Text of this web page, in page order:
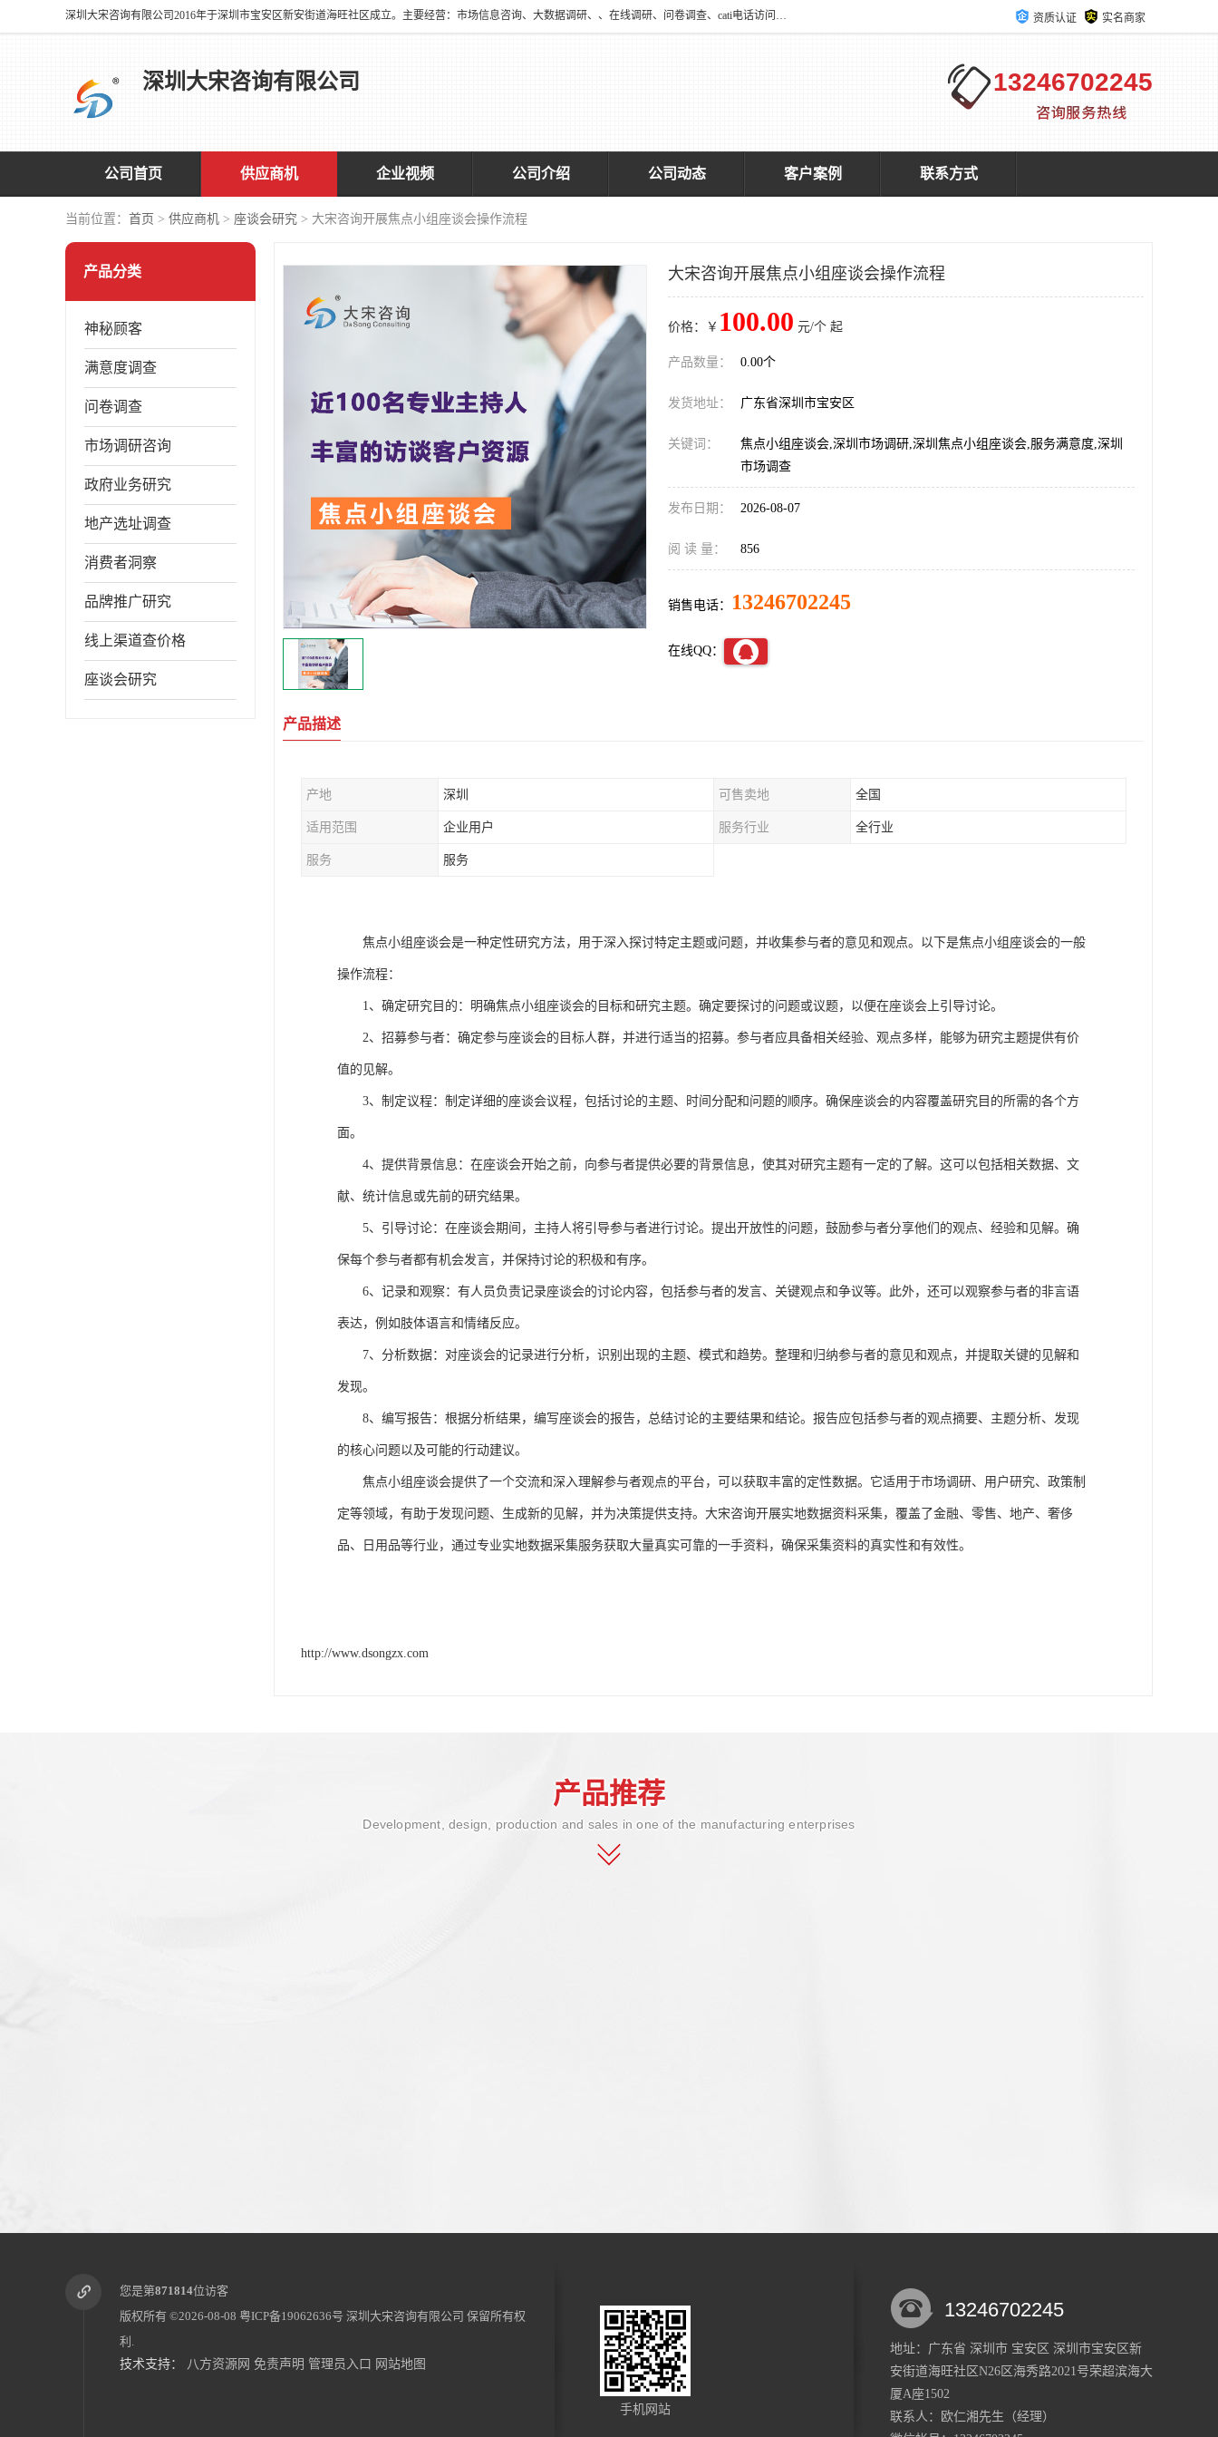
深圳大宋咨询有限公司2016年于深圳市宝安区新安街道海旺社区成立。主要经营：市场信息咨询、大数据调研、、在线调研、问卷调查、cati电话访问、神秘顾客调查、广告效果评估、消费者调查、大数据采集分析等，从事广告业务、国内贸易、数据采集、数据处理；公共文明测评。 资质认证 实名商家
深圳大宋咨询有限公司 13246702245
公司首页 供应商机 企业视频 公司介绍 公司动态 客户案例 联系方式
当前位置： 首页 > 供应商机 > 座谈会研究 > 大宋咨询开展焦点小组座谈会操作流程
产品分类
神秘顾客
满意度调查
问卷调查
市场调研咨询
政府业务研究
地产选址调查
消费者洞察
品牌推广研究
线上渠道查价格
座谈会研究
大宋咨询开展焦点小组座谈会操作流程
价格：￥ 100.00 元/个 起
产品数量： 0.00个
发货地址： 广东省深圳市宝安区
关键词：
焦点小组座谈会,深圳市场调研,深圳焦点小组座谈会,服务满意度,深圳
市场调查
发布日期： 2026-08-07
阅 读 量： 856
销售电话： 13246702245
在线QQ：
产品描述
产地 深圳 可售卖地 全国
适用范围 企业用户 服务行业 全行业
服务 服务
焦点小组座谈会是一种定性研究方法，用于深入探讨特定主题或问题，并收集参与者的意见和观点。以下是焦点小组座谈会的一般
操作流程：
1、 确定研究目的：明确焦点小组座谈会的目标和研究主题。确定要探讨的问题或议题，以便在座谈会上引导讨论。
2、 招募参与者：确定参与座谈会的目标人群，并进行适当的招募。参与者应具备相关经验、观点多样，能够为研究主题提供有价
值的见解。
3、 制定议程：制定详细的座谈会议程，包括讨论的主题、时间分配和问题的顺序。确保座谈会的内容覆盖研究目的所需的各个方
面。
4、 提供背景信息：在座谈会开始之前，向参与者提供必要的背景信息，使其对研究主题有一定的了解。这可以包括相关数据、文
献、统计信息或先前的研究结果。
5、 引导讨论：在座谈会期间，主持人将引导参与者进行讨论。提出开放性的问题，鼓励参与者分享他们的观点、经验和见解。确
保每个参与者都有机会发言，并保持讨论的积极和有序。
6、 记录和观察：有人员负责记录座谈会的讨论内容，包括参与者的发言、关键观点和争议等。此外，还可以观察参与者的非言语
表达，例如肢体语言和情绪反应。
7、 分析数据：对座谈会的记录进行分析，识别出现的主题、模式和趋势。整理和归纳参与者的意见和观点，并提取关键的见解和
发现。
8、 编写报告：根据分析结果，编写座谈会的报告，总结讨论的主要结果和结论。报告应包括参与者的观点摘要、主题分析、发现
的核心问题以及可能的行动建议。
焦点小组座谈会提供了一个交流和深入理解参与者观点的平台，可以获取丰富的定性数据。它适用于市场调研、用户研究、政策制
定等领域，有助于发现问题、生成新的见解，并为决策提供支持。大宋咨询开展实地数据资料采集，覆盖了金融、零售、地产、奢侈
品、日用品等行业，通过专业实地数据采集服务获取大量真实可靠的一手资料，确保采集资料的真实性和有效性。
http://www.dsongzx.com
产品推荐
Development, design, production and sales in one of the manufacturing enterprises
您是第871814位访客
版权所有 ©2026-08-08 粤ICP备19062636号 深圳大宋咨询有限公司 保留所有权
利.
技术支持： 八方资源网 免责声明 管理员入口 网站地图
手机网站
13246702245
地址：广东省 深圳市 宝安区 深圳市宝安区新
安街道海旺社区N26区海秀路2021号荣超滨海大
厦A座1502
联系人：欧仁湘 先生 （经理）